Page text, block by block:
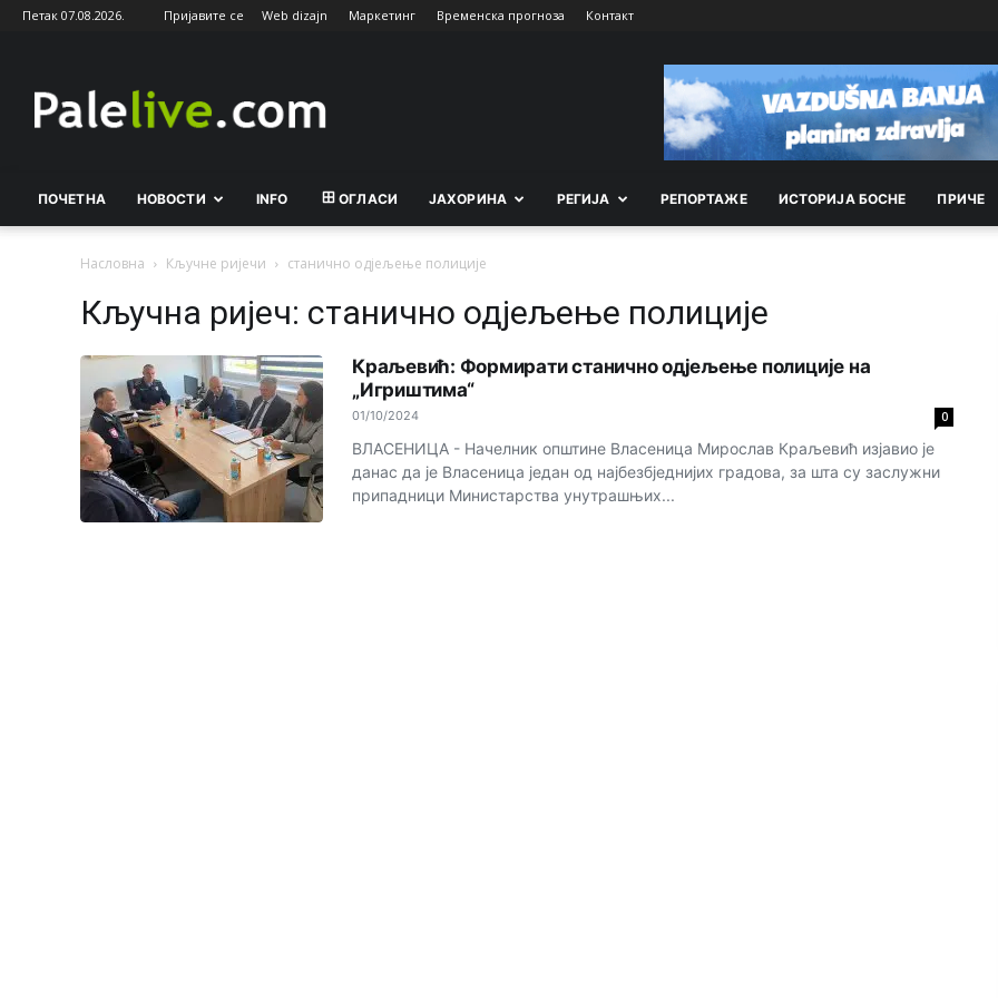
Петак 07.08.2026. Пријавите се Web dizajn Маркетинг Временска прогноза Контакт
ПОЧЕТНА НОВОСТИ INFO ОГЛАСИ ЈАХОРИНА РEГИЈА РEПОРТАЖE ИСТОРИЈА БОСНЕ ПРИЧЕ
Насловна Кључне ријечи станично од‌јељење полиције
Кључна ријеч: станично од‌јељење полиције
Краљевић: Формирати станично од‌јељење полиције на
„Игриштима“
01/10/2024 0
ВЛАСЕНИЦА - Начелник општине Власеница Мирослав Краљевић изјавио је
данас да је Власеница један од најбезбједнијих градова, за шта су заслужни
припадници Министарства унутрашњих...